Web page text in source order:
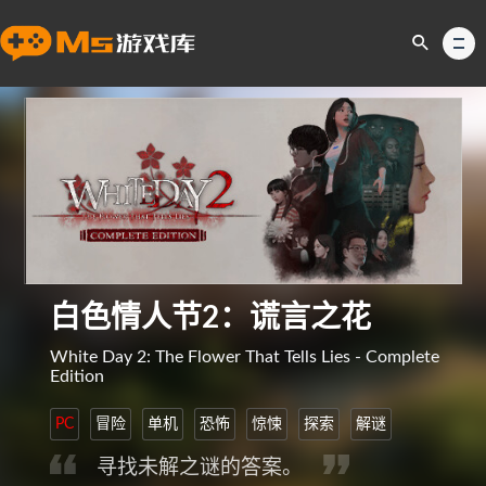
白色情人节2：谎言之花
White Day 2: The Flower That Tells Lies - Complete
Edition
PC 冒险 单机 恐怖 惊悚 探索 解谜
寻找未解之谜的答案。